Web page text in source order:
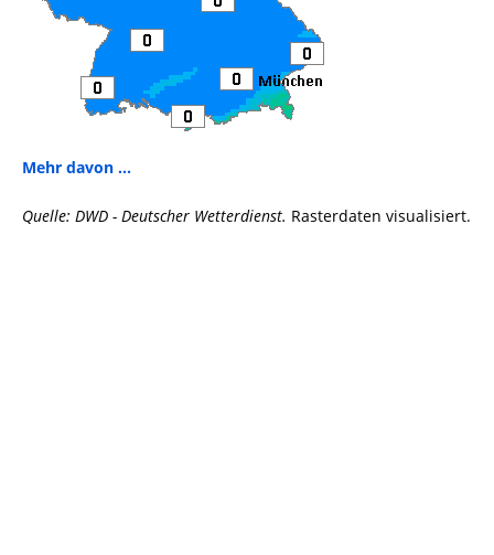
Mehr davon ...
Quelle: DWD - Deutscher Wetterdienst. Rasterdaten visualisiert.